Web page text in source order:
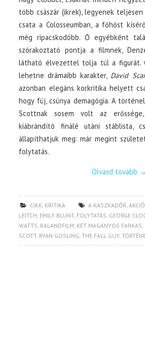
több császár (ikrek), legyenek
csata a Colosseumban, a főhőst
még ripacskodóbb. Ő egyébként
szórakoztató pontja a filmnek,
látható élvezettel tolja túl a figurát.
lehetne drámaibb karakter, David
azonban elegáns korkritika helyett
hogy fúj, csúnya demagógia. A
Scottnak sosem volt az
kiábrándító finálé utáni stáblista,
állapíthatjuk meg: már megint
folytatás.
Olvasd tovább →
CIKK, KRITIKA A KASZKADŐR,
LEITCH, EMILY BLUNT, FOLYTATÁS, GEORGE
WATTS, KALANDFILM, KÉT MAGÁNYOS FARKAS,
SCOTT, RYAN GOSLING,THE FALL GUY,